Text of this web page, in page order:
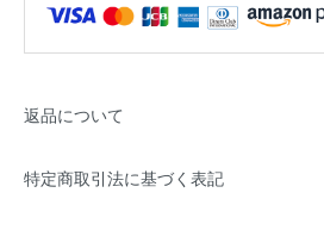
返品について
特定商取引法に基づく表記